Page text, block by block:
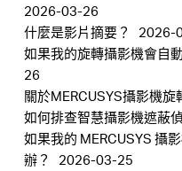
2026-03-26
什麼是影片摘要？
2026-
如果我的旋轉攝影機會自
26
關於MERCUSYS攝影機
如何排查智慧攝影機遮蔽
如果我的 MERCUSYS 攝
辦？
2026-03-25